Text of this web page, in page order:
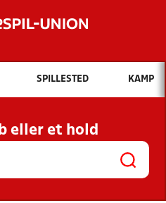
Hvad vil du søge efter?
INDHOLD OG NYHEDER
KLUBBER OG
SPILLESTED KAMP
eller et hold